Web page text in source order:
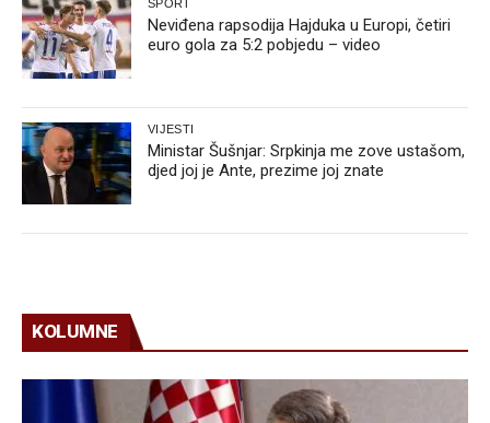
SPORT
Neviđena rapsodija Hajduka u Europi, četiri
euro gola za 5:2 pobjedu – video
VIJESTI
Ministar Šušnjar: Srpkinja me zove ustašom,
djed joj je Ante, prezime joj znate
KOLUMNE